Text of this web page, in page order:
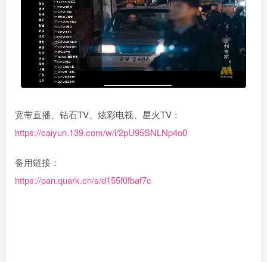
宽带直播、钻石TV、炫彩电视、星火TV：
https://caiyun.139.com/w/i/2pU95SNLNp4o0
备用链接：
https://pan.quark.cn/s/d155f0fbaf7c